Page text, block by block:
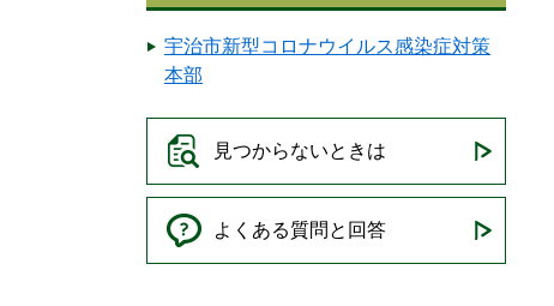
宇治市新型コロナウイルス感染症対策
本部
見つからないときは
よくある質問と回答